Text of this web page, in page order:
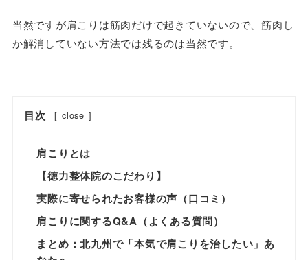
当然ですが肩こりは筋肉だけで起きていないので、筋肉し
か解消していない方法では残るのは当然です。
目次 [ close ]
肩こりとは
【徳力整体院のこだわり】
実際に寄せられたお客様の声（口コミ）
肩こりに関するQ&A（よくある質問）
まとめ：北九州で「本気で肩こりを治したい」あ